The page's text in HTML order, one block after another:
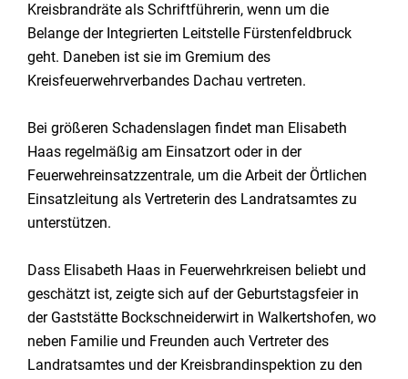
Kreisbrandräte als Schriftführerin, wenn um die
Belange der Integrierten Leitstelle Fürstenfeldbruck
geht. Daneben ist sie im Gremium des
Kreisfeuerwehrverbandes Dachau vertreten.
Bei größeren Schadenslagen findet man Elisabeth
Haas regelmäßig am Einsatzort oder in der
Feuerwehreinsatzzentrale, um die Arbeit der Örtlichen
Einsatzleitung als Vertreterin des Landratsamtes zu
unterstützen.
Dass Elisabeth Haas in Feuerwehrkreisen beliebt und
geschätzt ist, zeigte sich auf der Geburtstagsfeier in
der Gaststätte Bockschneiderwirt in Walkertshofen, wo
neben Familie und Freunden auch Vertreter des
Landratsamtes und der Kreisbrandinspektion zu den